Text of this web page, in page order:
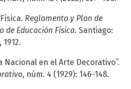
Reglamento y Plan de
de Educación Física. Santiago:
Nacional en el Arte Decorativo”.
, núm. 4 (1929): 146-148.